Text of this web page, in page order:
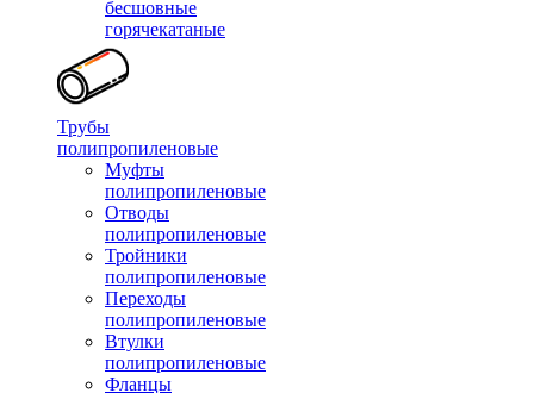
бесшовные
горячекатаные
Трубы
полипропиленовые
Муфты
полипропиленовые
Отводы
полипропиленовые
Тройники
полипропиленовые
Переходы
полипропиленовые
Втулки
полипропиленовые
Фланцы